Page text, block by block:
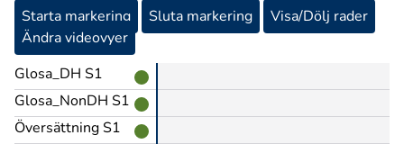
Starta markering Sluta markering
Visa/Dölj rader
Ändra videovyer
Glosa_DH S1
Glosa_NonDH S1
Översättning S1